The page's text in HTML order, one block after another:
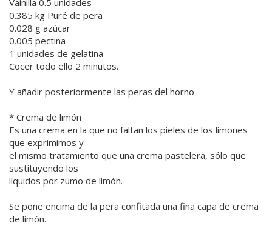
0.385 kg Puré de pera
0.028 g azúcar
0.005 pectina
1 unidades de gelatina
Cocer todo ello 2 minutos.
Y añadir posteriormente las peras del horno
* Crema de limón
Es una crema en la que no faltan los pieles de los limones
que exprimimos y
el mismo tratamiento que una crema pastelera, sólo que
sustituyendo los
líquidos por zumo de limón.
Se pone encima de la pera confitada una fina capa de crema
de limón.